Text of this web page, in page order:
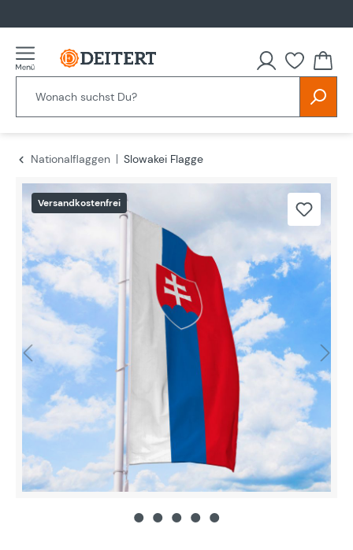
Nationalflaggen
Slowakei Flagge
Bildergalerie überspringen
Versandkostenfrei